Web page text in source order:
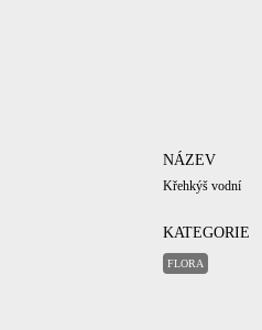
NÁZEV
Křehkýš vodní
KATEGORIE
FLORA